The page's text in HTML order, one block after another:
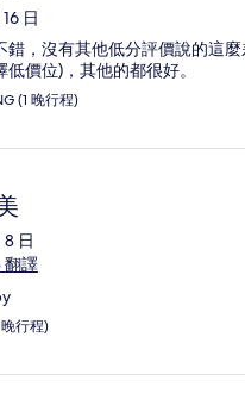
日
錯，沒有其他低分評價說的這
價位)，其他的都很好。
(1 晚行程)
日
翻譯
行程)